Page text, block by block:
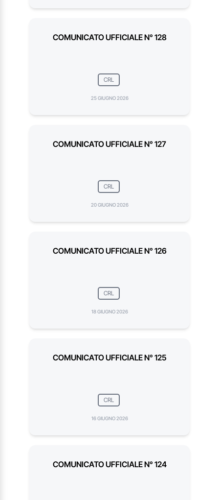
COMUNICATO UFFICIALE N° 128
CRL
25 GIUGNO 2026
COMUNICATO UFFICIALE N° 127
CRL
20 GIUGNO 2026
COMUNICATO UFFICIALE N° 126
CRL
18 GIUGNO 2026
COMUNICATO UFFICIALE N° 125
CRL
16 GIUGNO 2026
COMUNICATO UFFICIALE N° 124